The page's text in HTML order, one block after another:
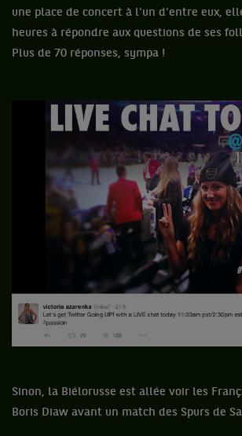
une place de concert à l'un d'entre eux,
heures à répondre aux questions de ses
Plus de 70 réponses, sympa !
Sinon, la Biélorusse est allée voir les
Boris Diaw avant un match des Spurs de